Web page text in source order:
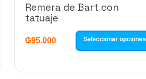
Remera de Bart con
tatuaje
₲95.000 Seleccionar opciones